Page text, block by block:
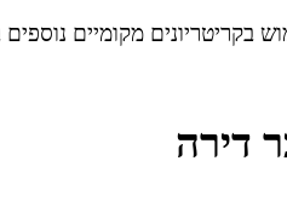
בקריטריונים מקומיים
דירה